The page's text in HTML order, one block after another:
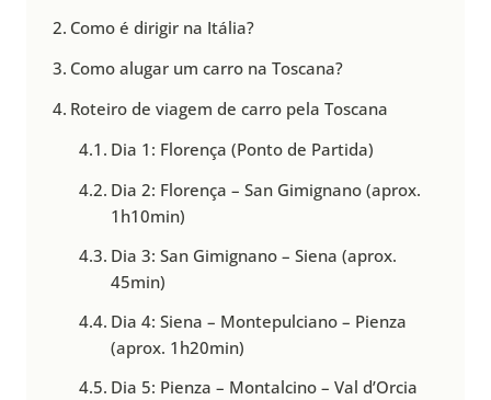
Como é dirigir na Itália?
Como alugar um carro na Toscana?
Roteiro de viagem de carro pela Toscana
Dia 1: Florença (Ponto de Partida)
Dia 2: Florença – San Gimignano (aprox.
1h10min)
Dia 3: San Gimignano – Siena (aprox.
45min)
Dia 4: Siena – Montepulciano – Pienza
(aprox. 1h20min)
Dia 5: Pienza – Montalcino – Val d’Orcia